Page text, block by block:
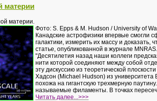
материи
материи.
Фото: S. Epps & M. Hudson / University of
Канадские астрофизики впервые смогли
галактики, измерить их массу и доказать,
статье, опубликованной в журнале MNRAS.
"Десятилетия назад наши коллеги
нити которой соединяют между собой
эту дискуссию из теоретической
Хадсон (Michael Hudson) из университета
похожа на гигантскую трехмерную
называемые филаменты. В точках
Читать далее...>>>